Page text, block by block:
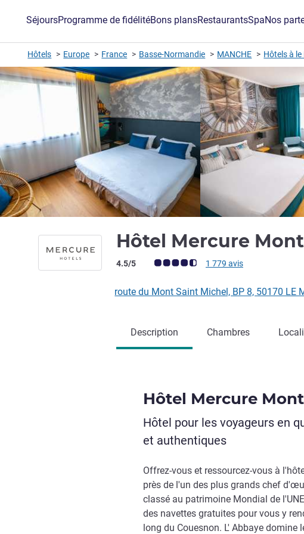
SéjoursProgramme de fidélitéBons plansRestaurantsSpaNos
Hôtels Europe France Basse-Normandie MANCHE Hôtels à
Hôtel Mercure
Note Avis clients (Note ALL)
4.5/5 1 779 avis
route du Mont Saint Michel, BP 8, 50170 LE
Description Chambres
Hôtel Mercure
Hôtel pour les voyageurs en
et authentiques
Offrez-vous et ressourcez-vous à
près de l'un des plus grands chef
classé au patrimoine Mondial de
des navettes gratuites pour vous y
long du Couesnon. L' Abbaye domine